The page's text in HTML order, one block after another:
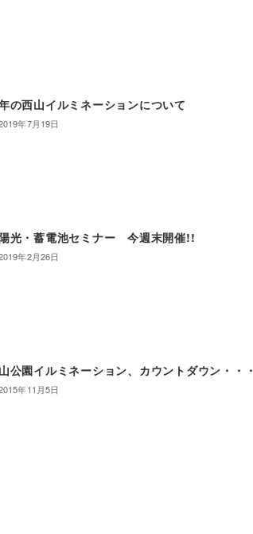
の西山イルミネーションについて
年7月19日
光・蓄電池セミナー 今週末開催!!
年2月26日
公園イルミネーション、カウントダウン・・・
年11月5日